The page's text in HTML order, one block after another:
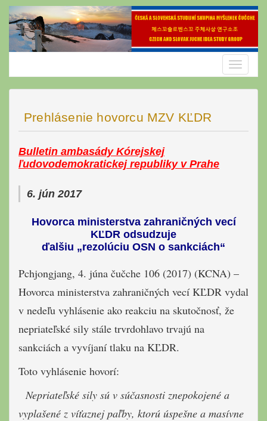
Skip
content
Toggle
Prehlásenie hovorcu MZV KĽDR
Bulletin ambasády Kórejskej
ľudovodemokratickej republiky v Prahe
6. jún 2017
Hovorca ministerstva zahraničných vecí
KĽDR odsudzuje
ďalšiu „rezolúciu OSN o sankciách“
Pchjongjang, 4. júna čučche 106 (2017) (KCNA) –
Hovorca ministerstva zahraničných vecí KĽDR vydal
v nedeľu vyhlásenie ako reakciu na skutočnosť, že
nepriateľské sily stále trvrdohlavo trvajú na
sankciách a vyvíjaní tlaku na KĽDR.
Toto vyhlásenie hovorí:
Nepriateľské sily sú v súčasnosti znepokojené a
vyplašené z víťaznej paľby, ktorú úspešne a masívne